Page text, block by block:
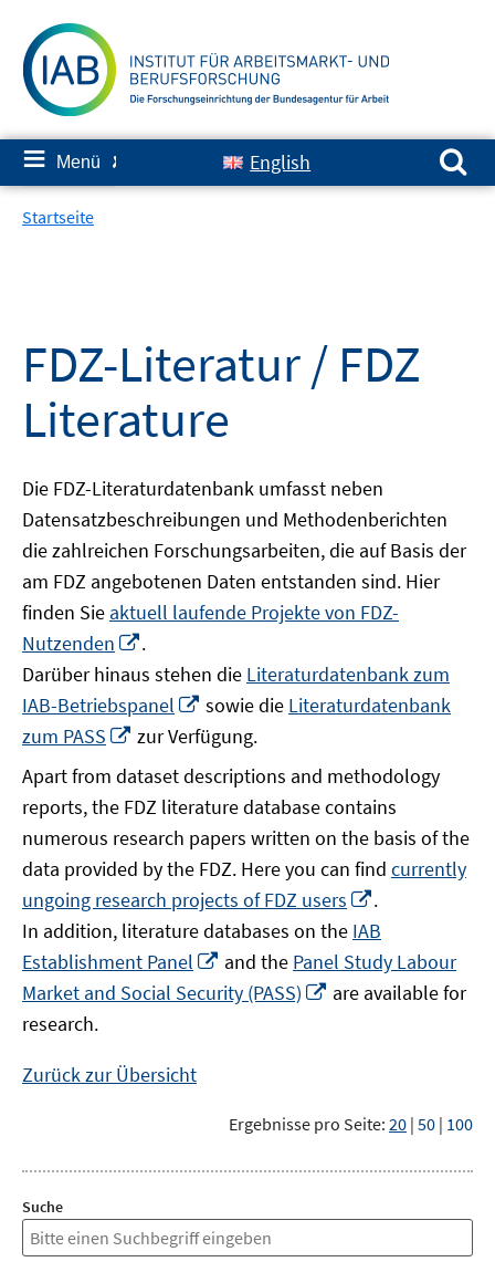
zum
Inhalt
≡ Menü ✘ English
Suchen nach:
Startseite
FDZ-Literatur / FDZ
Literature
Die FDZ-Literaturdatenbank umfasst neben
Datensatzbeschreibungen und Methodenberichten
die zahlreichen Forschungsarbeiten, die auf Basis der
am FDZ angebotenen Daten entstanden sind. Hier
finden Sie aktuell laufende Projekte von FDZ-
Nutzenden
neuem
Fenster
öffnen
.
Darüber hinaus stehen die Literaturdatenbank zum
IAB-Betriebspanel
In
neuem
Fenster
öffnen
sowie die Literaturdatenbank
zum PASS
In
Fenster
öffnen
zur Verfügung.
Apart from dataset descriptions and methodology
reports, the FDZ literature database contains
numerous research papers written on the basis of the
data provided by the FDZ. Here you can find currently
ungoing research projects of FDZ users
neuem
Fenster
öffnen
.
In addition, literature databases on the IAB
Establishment Panel
In
neuem
Fenster
and the Panel Study Labour
Market and Social Security (PASS)
In
are available for
research.
Zurück zur Übersicht
Ergebnisse pro Seite: 20 | 50 | 100
Suche